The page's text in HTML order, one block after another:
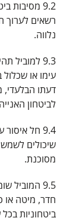
9.2
רשאים לערוך
נלווה.
9.3
עימו או
דעתו הבלעדי,
לביטחון
9.4 חל
שיכולים
מסוכנת.
9.5
חדר, מיטה או
ביטחוניות